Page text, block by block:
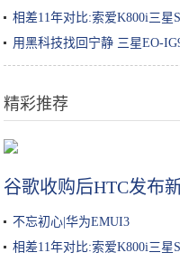
相差11年对比:索爱K800i三星
用黑科技找回宁静 三星EO-
精彩推荐
谷歌收购后HTC发布
不忘初心|华为EMUI3
相差11年对比:索爱K800i三星